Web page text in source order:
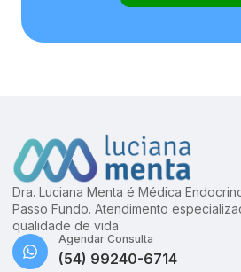
Dra. Luciana Menta é Médica
Passo Fundo. Atendimento
qualidade de vida.
Agendar Consulta
(54) 99240-6714